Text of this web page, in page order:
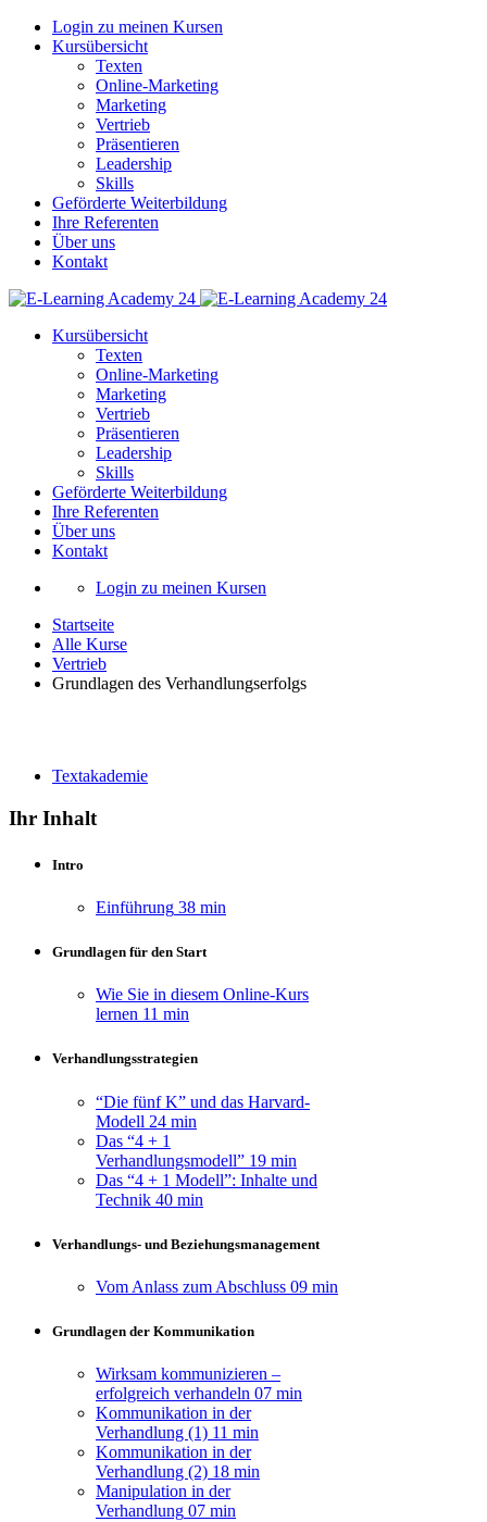
Login zu meinen Kursen
Kursübersicht
Texten
Online-Marketing
Marketing
Vertrieb
Präsentieren
Leadership
Skills
Geförderte Weiterbildung
Ihre Referenten
Über uns
Kontakt
Kursübersicht
Texten
Online-Marketing
Marketing
Vertrieb
Präsentieren
Leadership
Skills
Geförderte Weiterbildung
Ihre Referenten
Über uns
Kontakt
Login zu meinen Kursen
Startseite
Alle Kurse
Vertrieb
Grundlagen des Verhandlungserfolgs
Textakademie
Ihr Inhalt
Intro
Einführung 38 min
Grundlagen für den Start
Wie Sie in diesem Online-Kurs
lernen 11 min
Verhandlungsstrategien
“Die fünf K” und das Harvard-
Modell 24 min
Das “4 + 1
Verhandlungsmodell” 19 min
Das “4 + 1 Modell”: Inhalte und
Technik 40 min
Verhandlungs- und Beziehungsmanagement
Vom Anlass zum Abschluss 09 min
Grundlagen der Kommunikation
Wirksam kommunizieren –
erfolgreich verhandeln 07 min
Kommunikation in der
Verhandlung (1) 11 min
Kommunikation in der
Verhandlung (2) 18 min
Manipulation in der
Verhandlung 07 min